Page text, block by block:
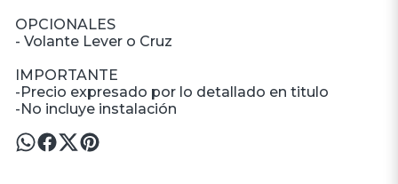
OPCIONALES
- Volante Lever o Cruz
IMPORTANTE
-Precio expresado por lo detallado en titulo
-No incluye instalación